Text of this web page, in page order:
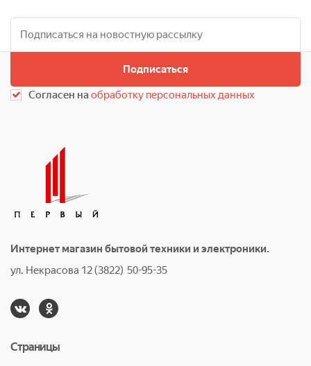
Подписаться
Согласен наобработку персональных данных
Интернет магазин бытовой техники и электроники.
ул. Некрасова 12 (3822) 50-95-35
Страницы